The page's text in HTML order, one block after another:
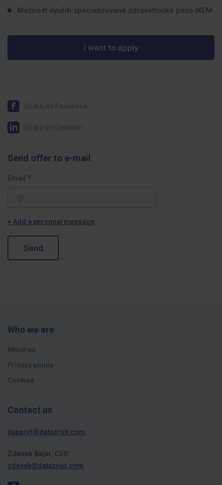
Možnost využití specializované zdravotnické péče IKEM
I want to apply
Send offer to e-mail
Email
+ Add a personal message
Send
Who we are
About us
Privacy policy
Cookies
Contact us
support@datacruit.com
Zdenek Bajer, CEO
zdenek@datacruit.com